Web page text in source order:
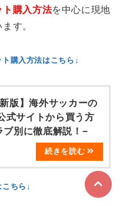
ト購入方法を中心に現地
す。
購入方法はこちら↓
版】海外サッカーの
式サイトから買う方
ブ別に徹底解説！−
ちら↓